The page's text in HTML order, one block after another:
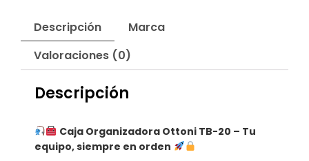
Descripción
Marca
Valoraciones (0)
Descripción
Caja Organizadora Ottoni TB-20 – Tu
equipo, siempre en orden